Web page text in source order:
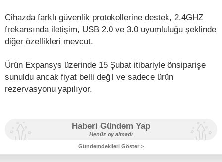
Cihazda farklı güvenlik protokollerine destek, 2.4GHZ
frekansında iletişim, USB 2.0 ve 3.0 uyumluluğu şeklinde
diğer özellikleri mevcut.
Ürün Expansys üzerinde 15 Şubat itibariyle önsiparişe
sunuldu ancak fiyat belli değil ve sadece ürün
rezervasyonu yapılıyor.
Haberi Gündem Yap
Henüz oy almadı
Gündemdekileri Göster >